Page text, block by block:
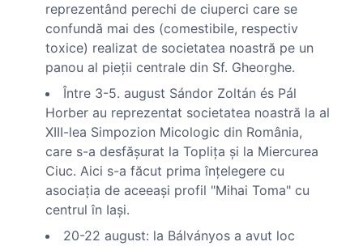
reprezentând perechi de ciuperci care se
confundă mai des (comestibile, respectiv
toxice) realizat de societatea noastră pe un
panou al pieţii centrale din Sf. Gheorghe.
Între 3-5. august Sándor Zoltán és Pál
Horber au reprezentat societatea noastră la al
XIII-lea Simpozion Micologic din România,
care s-a desfăşurat la Topliţa şi la Miercurea
Ciuc. Aici s-a făcut prima înţelegere cu
asociaţia de aceeaşi profil "Mihai Toma" cu
centrul în Iaşi.
20-22 august: la Bálványos a avut loc